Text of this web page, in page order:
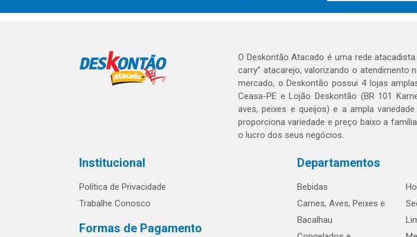
O Deskontão Atacado é uma rede
carry” atacarejo, valorizando o atendimento
mercado, o Deskontão possui 4 lojas
Ceasa-PE e Lojão Deskontão (BR 101
aves, peixes e queijos) e a ampla
proporciona variedade e preço baixo a
o lucro dos seus negócios.
Institucional
Política de Privacidade
Trabalhe Conosco
Formas de Pagamento
Departamentos
Bebidas
Carnes, Aves, Peixes e
Bacalhau